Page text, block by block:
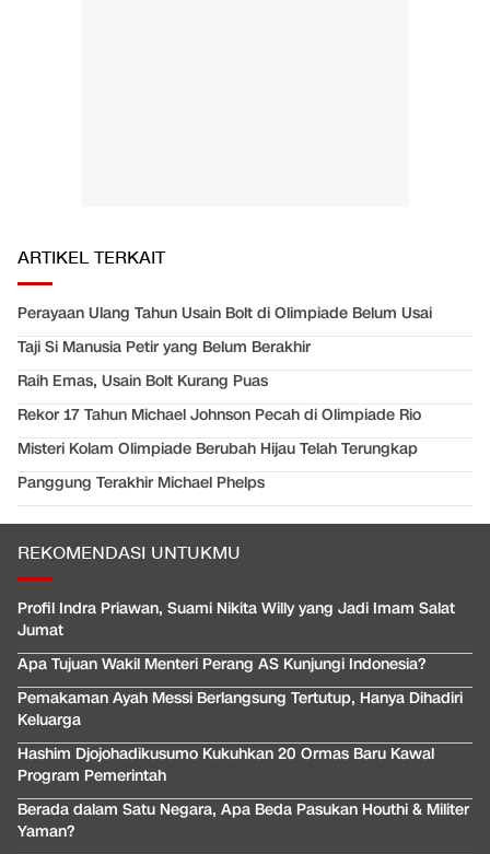
ARTIKEL TERKAIT
Perayaan Ulang Tahun Usain Bolt di Olimpiade Belum Usai
Taji Si Manusia Petir yang Belum Berakhir
Raih Emas, Usain Bolt Kurang Puas
Rekor 17 Tahun Michael Johnson Pecah di Olimpiade Rio
Misteri Kolam Olimpiade Berubah Hijau Telah Terungkap
Panggung Terakhir Michael Phelps
REKOMENDASI UNTUKMU
Profil Indra Priawan, Suami Nikita Willy yang Jadi Imam Salat
Jumat
Apa Tujuan Wakil Menteri Perang AS Kunjungi Indonesia?
Pemakaman Ayah Messi Berlangsung Tertutup, Hanya Dihadiri
Keluarga
Hashim Djojohadikusumo Kukuhkan 20 Ormas Baru Kawal
Program Pemerintah
Berada dalam Satu Negara, Apa Beda Pasukan Houthi & Militer
Yaman?